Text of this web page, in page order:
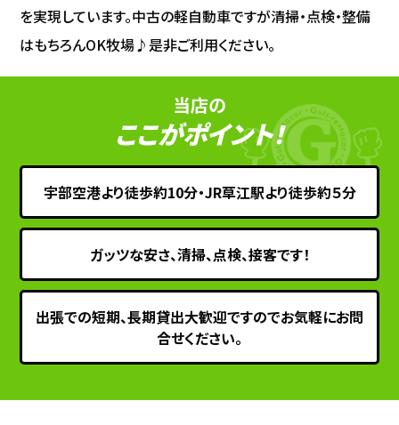
を実現しています。中古の軽自動車ですが清掃・点検・整備
はもちろんOK牧場♪是非ご利用ください。
当店の
ここがポイント！
宇部空港より徒歩約10分・JR草江駅より徒歩約５分
ガッツな安さ、清掃、点検、接客です！
出張での短期、長期貸出大歓迎ですのでお気軽にお問
合せください。